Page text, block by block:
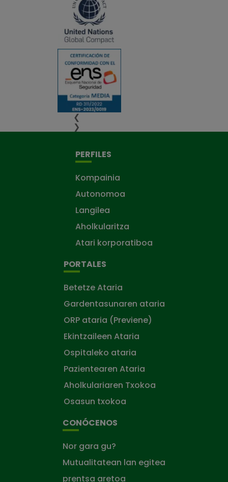
❮
❯
PERFILES
Kompainia
Autonomoa
Langilea
Aholkularitza
Atari korporatiboa
PORTALES
Betetze Ataria
Gardentasunaren ataria
ORP ataria (Previene)
Ekintzaileen Ataria
Ospitaleko ataria
Pazientearen Ataria
Aholkulariaren Txokoa
Osasun txokoa
CONÓCENOS
Nor gara gu?
Mutualitatean lan egitea
prentsa aretoa